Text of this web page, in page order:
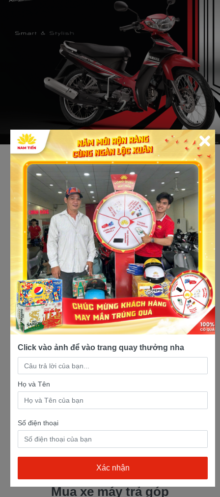
Cửa hàng xe máy uy tín
Mua xe máy trả góp
Click vào ảnh để vào trang quay thưởng nha
Họ và Tên
Số điện thoại